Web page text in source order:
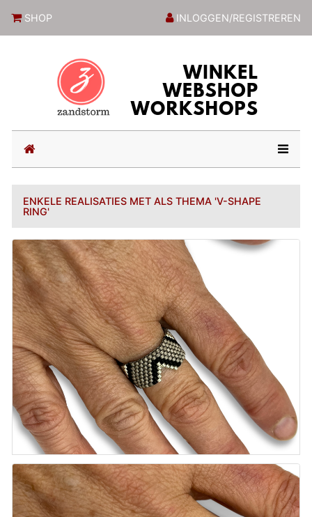
SHOP INLOGGEN/REGISTREREN
(current)
ENKELE REALISATIES MET ALS THEMA 'V-SHAPE
RING'